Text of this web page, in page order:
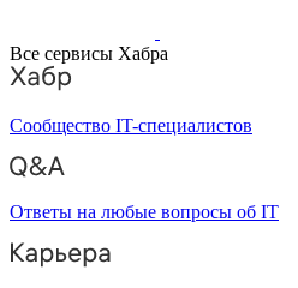
Все сервисы Хабра
Сообщество IT-специалистов
Ответы на любые вопросы об IT